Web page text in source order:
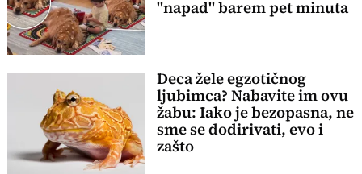
"napad" barem pet minuta
Deca žele egzotičnog
ljubimca? Nabavite im ovu
žabu: Iako je bezopasna, ne
sme se dodirivati, evo i
zašto